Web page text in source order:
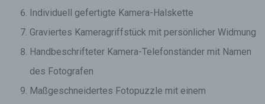
Individuell gefertigte Kamera-Halskette
Graviertes Kameragriffstück mit persönlicher Widmung
Handbeschrifteter Kamera-Telefonständer mit Namen
des Fotografen
Maßgeschneidertes Fotopuzzle mit einem